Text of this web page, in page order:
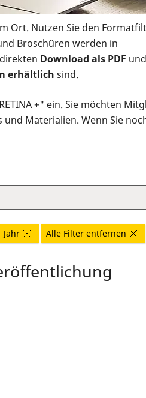
Ort. Nutzen Sie den
Broschüren werden in
Download als PDF
erhältlich sind.
+" ein. Sie möchten
Materialien. Wenn Sie
Alle Filter entfernen